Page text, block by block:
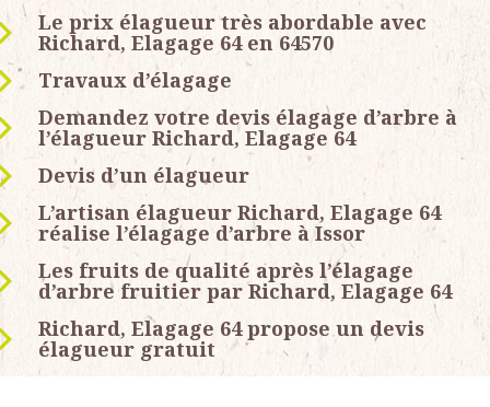
Le prix élagueur très abordable avec
Richard, Elagage 64 en 64570
Travaux d’élagage
Demandez votre devis élagage d’arbre à
l’élagueur Richard, Elagage 64
Devis d’un élagueur
L’artisan élagueur Richard, Elagage 64
réalise l’élagage d’arbre à Issor
Les fruits de qualité après l’élagage
d’arbre fruitier par Richard, Elagage 64
Richard, Elagage 64 propose un devis
élagueur gratuit